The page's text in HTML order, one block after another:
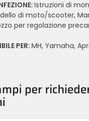
Istruzioni di
di moto/scooter,
per regolazione
PER: MH, Yamaha,
per